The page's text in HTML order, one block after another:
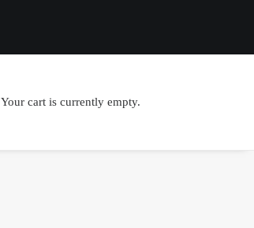
Your cart is currently empty.